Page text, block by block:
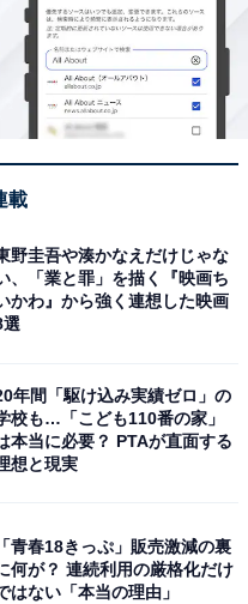
い
ら「叉焼湯麺」と書き
ある場合、注文すると
が出てきます。
香』が発祥で、戦後に
現地の家庭料理の味を
ます。
とを単に「湯麺」と表
湯麺とタンメンは別物。
載
野圭吾や湊かなえだけじゃな
、「業と罪」を描く『映画ち
かわ』から強く連想した映画
選
年間「駆け込み実績ゼロ」の
校も…「こども110番の家」
本当に必要？ PTAが直面する
想と現実
「青春18きっぷ」販売激減の裏
何が？ 連続利用の厳格化だけ
はない「本当の理由」